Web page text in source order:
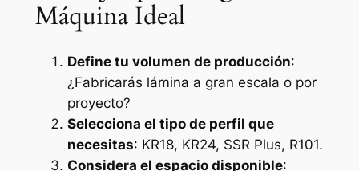
Máquina Ideal
Define tu volumen de producción:
¿Fabricarás lámina a gran escala o por
proyecto?
Selecciona el tipo de perfil que
necesitas: KR18, KR24, SSR Plus, R101.
Considera el espacio disponible: